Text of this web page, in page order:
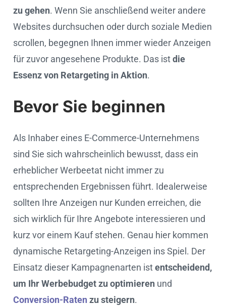
zu gehen. Wenn Sie anschließend weiter andere
Websites durchsuchen oder durch soziale Medien
scrollen, begegnen Ihnen immer wieder Anzeigen
für zuvor angesehene Produkte. Das istdie
Essenz von Retargeting in Aktion.
Bevor Sie beginnen
Als Inhaber eines E-Commerce-Unternehmens
sind Sie sich wahrscheinlich bewusst, dass ein
erheblicher Werbeetat nicht immer zu
entsprechenden Ergebnissen führt. Idealerweise
sollten Ihre Anzeigen nur Kunden erreichen, die
sich wirklich für Ihre Angebote interessieren und
kurz vor einem Kauf stehen. Genau hier kommen
dynamische Retargeting-Anzeigen ins Spiel. Der
Einsatz dieser Kampagnenarten istentscheidend,
um Ihr Werbebudget zu optimieren und
Conversion-Ratenzu steigern.